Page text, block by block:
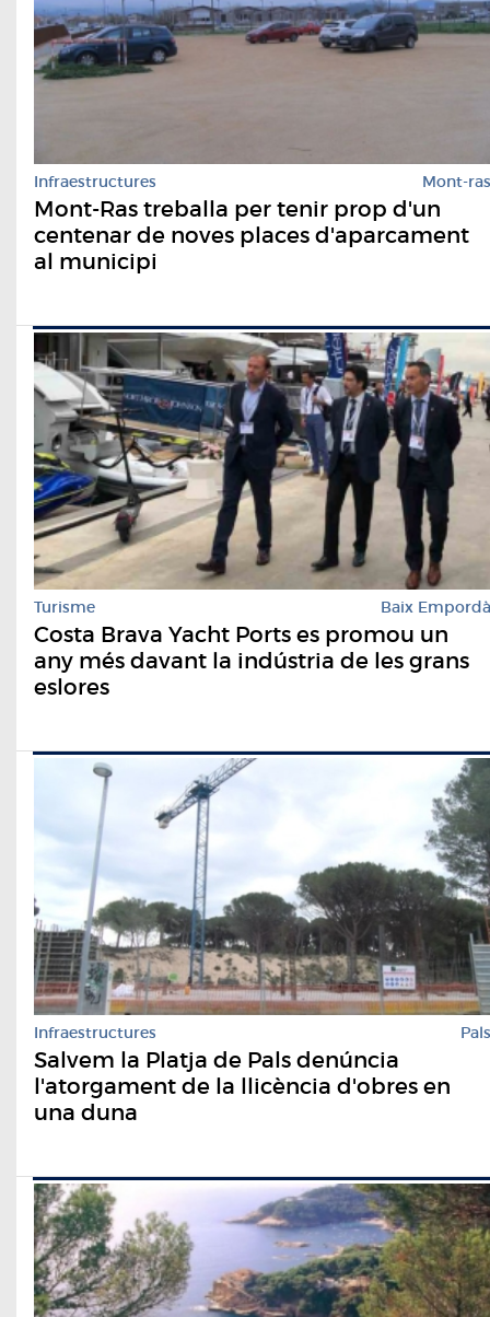
Infraestructures Mont-ras
Mont-Ras treballa per tenir prop d'un
centenar de noves places d'aparcament
al municipi
Turisme Baix Empordà
Costa Brava Yacht Ports es promou un
any més davant la indústria de les grans
eslores
Infraestructures Pals
Salvem la Platja de Pals denúncia
l'atorgament de la llicència d'obres en
una duna